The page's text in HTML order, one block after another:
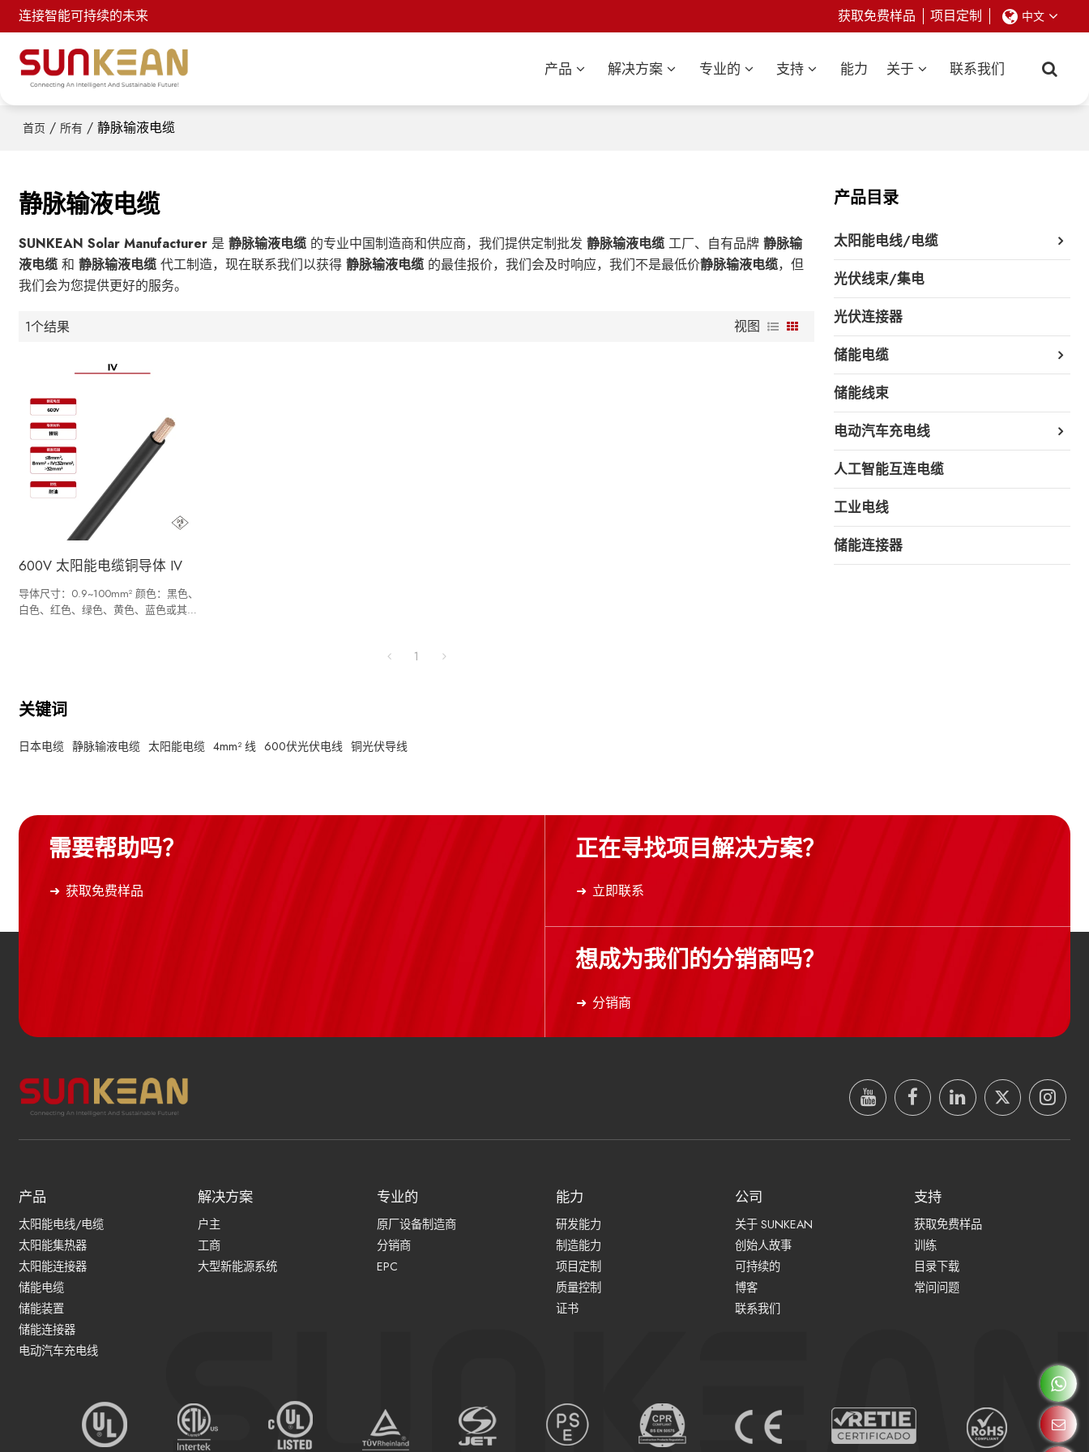
连接智能可持续的未来 获取免费样品 项目定制 中文
产品 解决方案 专业的 支持 能力 关于 联系我们
首页 / 所有 / 静脉输液电缆
静脉输液电缆
SUNKEAN Solar Manufacturer 是静脉输液电缆 的专业中国制造商和供应商，我们提供定制批发静脉输液电缆 工厂、自有品牌静脉输
液电缆 和静脉输液电缆 代工制造，现在联系我们以获得静脉输液电缆 的最佳报价，我们会及时响应，我们不是最低价静脉输液电缆，但
我们会为您提供更好的服务。
1个结果 视图
600V 太阳能电缆铜导体 IV
导体尺寸：0.9~100mm² 颜色：黑色、
白色、红色、绿色、黄色、蓝色或其他
1
关键词
日本电缆 静脉输液电缆 太阳能电缆 4mm² 线 600伏光伏电线 铜光伏导线
产品目录
太阳能电线/电缆
光伏线束/集电
光伏连接器
储能电缆
储能线束
电动汽车充电线
人工智能互连电缆
工业电线
储能连接器
需要帮助吗？
获取免费样品
正在寻找项目解决方案？
立即联系
想成为我们的分销商吗？
分销商
产品
太阳能电线/电缆
太阳能集热器
太阳能连接器
储能电缆
储能装置
储能连接器
电动汽车充电线
解决方案
户主
工商
大型新能源系统
专业的
原厂设备制造商
分销商
EPC
能力
研发能力
制造能力
项目定制
质量控制
证书
公司
关于 SUNKEAN
创始人故事
可持续的
博客
联系我们
支持
获取免费样品
训练
目录下载
常问问题